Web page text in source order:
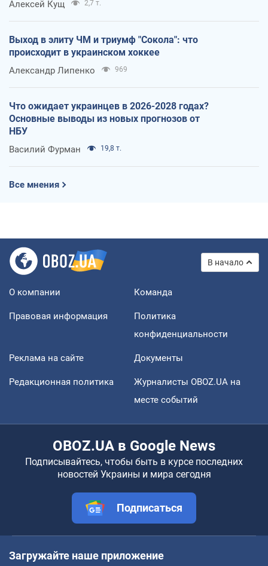
Алексей Кущ 2,7 т.
Выход в элиту ЧМ и триумф "Сокола": что
происходит в украинском хоккее
Александр Липенко 969
Что ожидает украинцев в 2026-2028 годах?
Основные выводы из новых прогнозов от
НБУ
Василий Фурман 19,8 т.
Все мнения
В начало
О компании Команда
Правовая информация
Политика
конфиденциальности
Реклама на сайте Документы
Редакционная политика
Журналисты OBOZ.UA на
месте событий
OBOZ.UA в Google News
Подписывайтесь, чтобы быть в курсе последних
новостей Украины и мира сегодня
Подписаться
Загружайте наше приложение